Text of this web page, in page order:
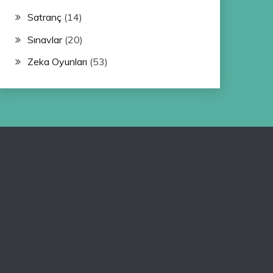
Satranç(14)
Sınavlar(20)
Zeka Oyunları (53)